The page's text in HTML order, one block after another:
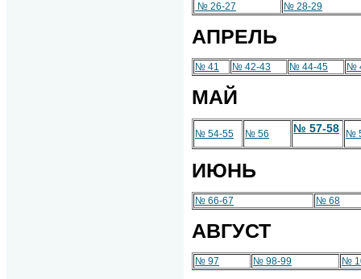
№ 26-27 № 28-29
АПРЕЛЬ
№ 41 № 42-43 № 44-45 №
МАЙ
№ 54-55 № 56 № 57-58 №
ИЮНЬ
№ 66-67 № 68
АВГУСТ
№ 97 № 98-99 №